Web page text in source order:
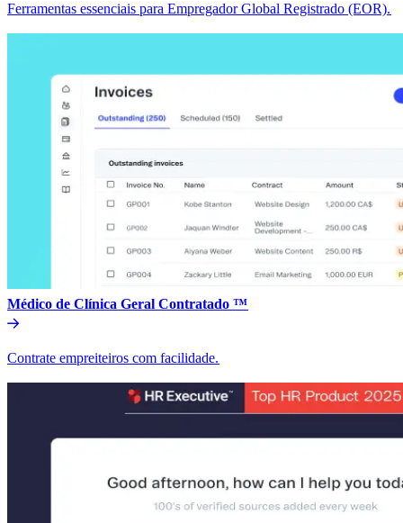
Ferramentas essenciais para Empregador Global Registrado (EOR).​​
Médico de Clínica Geral Contratado ™​​
Contrate empreiteiros com facilidade.​​